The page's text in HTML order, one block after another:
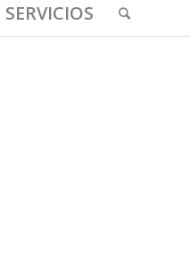
SERVICIOS